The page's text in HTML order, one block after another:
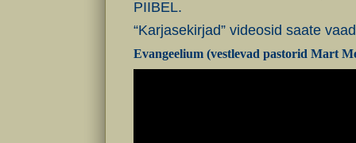
PIIBEL.
“Karjasekirjad” videosid saate
Evangeelium (vestlevad pastorid Mart